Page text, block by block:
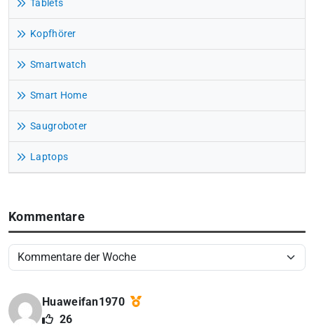
Tablets
Kopfhörer
Smartwatch
Smart Home
Saugroboter
Laptops
Kommentare
Huaweifan1970
26